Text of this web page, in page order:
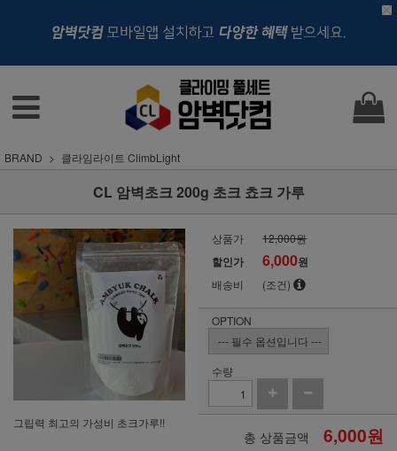
BRAND 클라임라이트 ClimbLight
CL 암벽초크 200g 초크 쵸크 가루
그립력 최고의 가성비 초크가루!!
상품가 12,000원
할인가 6,000원
배송비 (조건)
OPTION
수량
총 상품금액 6,000원